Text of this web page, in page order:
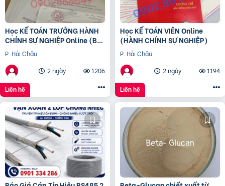
Học KẾ TOÁN TRƯỞNG HÀNH
CHÍNH SỰ NGHIỆP Online (Bộ
tài chính) cấp chứng chỉ để
bổ nhiệm
P. Hải Châu
2 ngày
1206
Liên hệ
Học KẾ TOÁN VIÊN Online
(HÀNH CHÍNH SỰ NGHIỆP)
P. Hải Châu
2 ngày
1194
Liên hệ